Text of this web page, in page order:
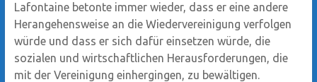
Lafontaine betonte immer wieder, dass er eine andere
Herangehensweise an die Wiedervereinigung verfolgen
würde und dass er sich dafür einsetzen würde, die
sozialen und wirtschaftlichen Herausforderungen, die
mit der Vereinigung einhergingen, zu bewältigen.